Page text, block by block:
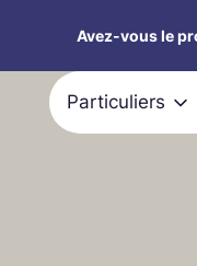
Avez-vous le
Particuliers